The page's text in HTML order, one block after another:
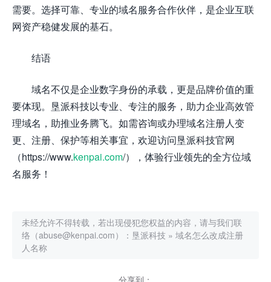
需要。选择可靠、专业的域名服务合作伙伴，是企业互联
网资产稳健发展的基石。
结语
域名不仅是企业数字身份的承载，更是品牌价值的重
要体现。垦派科技以专业、专注的服务，助力企业高效管
理域名，助推业务腾飞。如需咨询或办理域名注册人变
更、注册、保护等相关事宜，欢迎访问垦派科技官网
（https://www.kenpai.com/），体验行业领先的全方位域
名服务！
未经允许不得转载，若出现侵犯您权益的内容，请与我们联
络（abuse@kenpai.com）： 垦派科技 » 域名怎么改成注册
人名称
分享到：